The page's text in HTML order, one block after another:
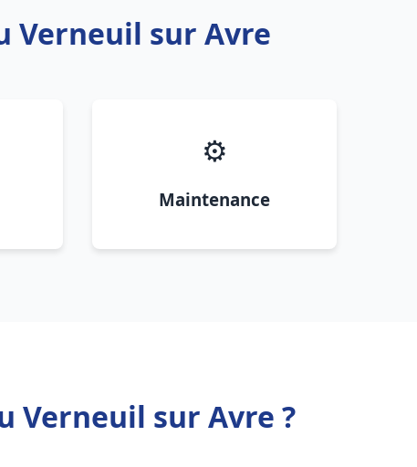
Verneuil sur Avre
⚙️
Maintenance
Verneuil sur Avre ?